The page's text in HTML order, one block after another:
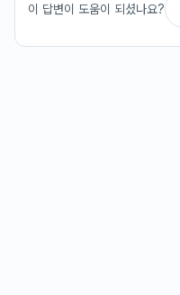
이 답변이 도움이 되셨나요?